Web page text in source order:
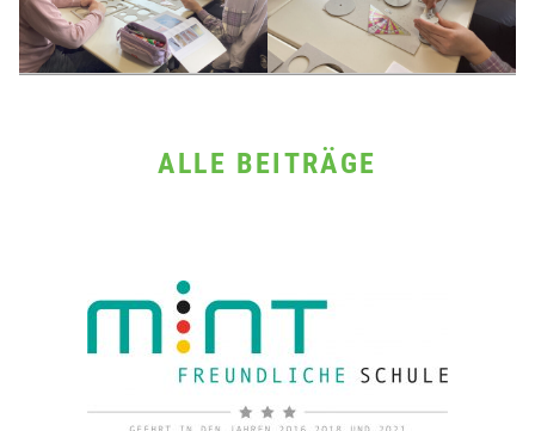
ALLE BEITRÄGE